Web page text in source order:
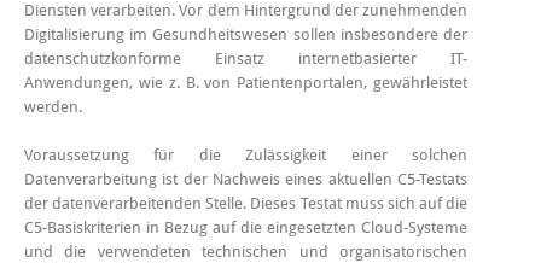
Diensten verarbeiten. Vor dem Hintergrund der zunehmenden
Digitalisierung im Gesundheitswesen sollen insbesondere der
datenschutzkonforme Einsatz internetbasierter IT-
Anwendungen, wie z. B. von Patientenportalen, gewährleistet
werden.
Voraussetzung für die Zulässigkeit einer solchen
Datenverarbeitung ist der Nachweis eines aktuellen C5-Testats
der datenverarbeitenden Stelle. Dieses Testat muss sich auf die
C5-Basiskriterien in Bezug auf die eingesetzten Cloud-Systeme
und die verwendeten technischen und organisatorischen